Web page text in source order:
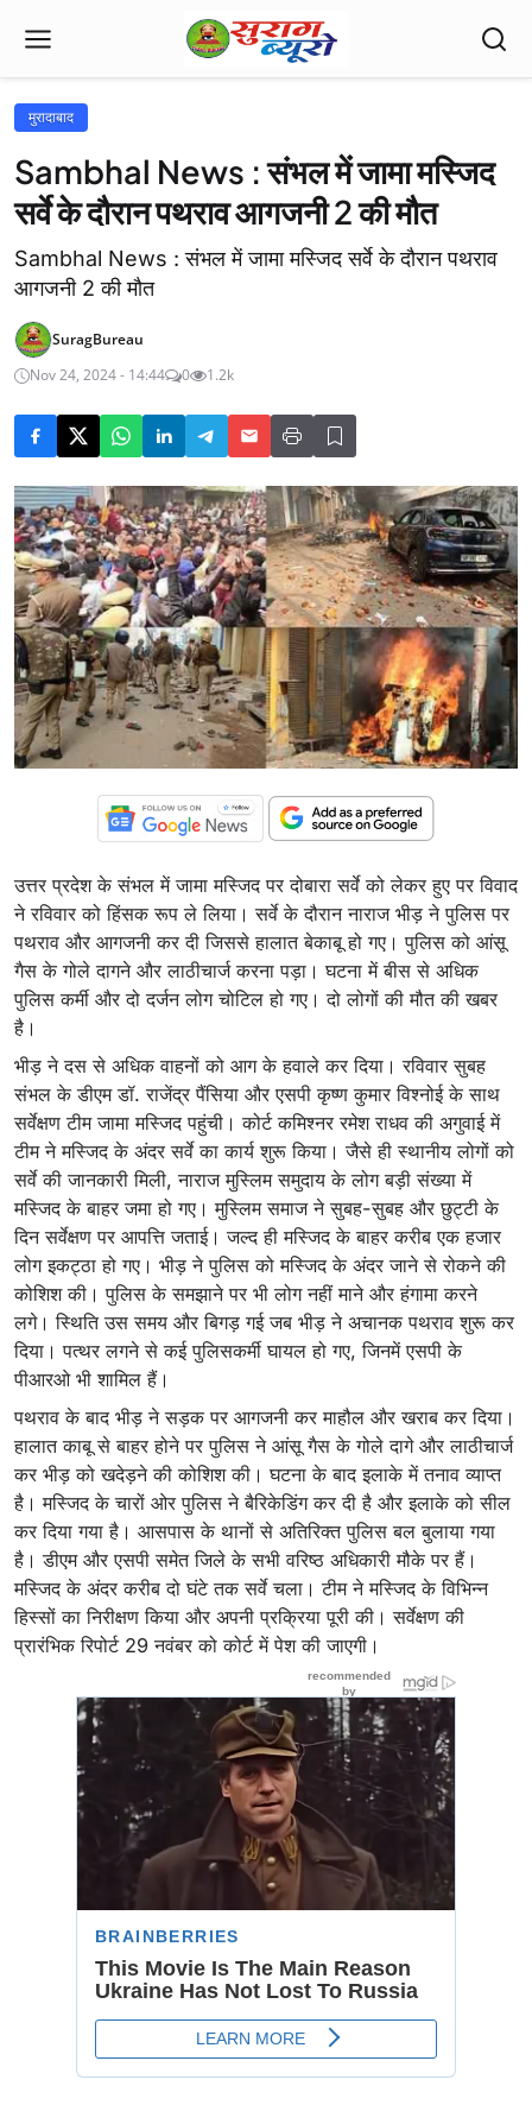
मुरादाबाद
Sambhal News : संभल में जामा मस्जिद
सर्वे के दौरान पथराव आगजनी 2 की मौत
Sambhal News : संभल में जामा मस्जिद सर्वे के दौरान पथराव
आगजनी 2 की मौत
SuragBureau
Nov 24, 2024 - 14:44
0 1.2k
उत्तर प्रदेश के संभल में जामा मस्जिद पर दोबारा सर्वे को लेकर हुए पर विवाद
ने रविवार को हिंसक रूप ले लिया। सर्वे के दौरान नाराज भीड़ ने पुलिस पर
पथराव और आगजनी कर दी जिससे हालात बेकाबू हो गए। पुलिस को आंसू
गैस के गोले दागने और लाठीचार्ज करना पड़ा। घटना में बीस से अधिक
पुलिस कर्मी और दो दर्जन लोग चोटिल हो गए। दो लोगों की मौत की खबर
है।
भीड़ ने दस से अधिक वाहनों को आग के हवाले कर दिया। रविवार सुबह
संभल के डीएम डॉ. राजेंद्र पैंसिया और एसपी कृष्ण कुमार विश्नोई के साथ
सर्वेक्षण टीम जामा मस्जिद पहुंची। कोर्ट कमिश्नर रमेश राधव की अगुवाई में
टीम ने मस्जिद के अंदर सर्वे का कार्य शुरू किया। जैसे ही स्थानीय लोगों को
सर्वे की जानकारी मिली, नाराज मुस्लिम समुदाय के लोग बड़ी संख्या में
मस्जिद के बाहर जमा हो गए। मुस्लिम समाज ने सुबह-सुबह और छुट्टी के
दिन सर्वेक्षण पर आपत्ति जताई। जल्द ही मस्जिद के बाहर करीब एक हजार
लोग इकट्ठा हो गए। भीड़ ने पुलिस को मस्जिद के अंदर जाने से रोकने की
कोशिश की। पुलिस के समझाने पर भी लोग नहीं माने और हंगामा करने
लगे। स्थिति उस समय और बिगड़ गई जब भीड़ ने अचानक पथराव शुरू कर
दिया। पत्थर लगने से कई पुलिसकर्मी घायल हो गए, जिनमें एसपी के
पीआरओ भी शामिल हैं।
पथराव के बाद भीड़ ने सड़क पर आगजनी कर माहौल और खराब कर दिया।
हालात काबू से बाहर होने पर पुलिस ने आंसू गैस के गोले दागे और लाठीचार्ज
कर भीड़ को खदेड़ने की कोशिश की। घटना के बाद इलाके में तनाव व्याप्त
है। मस्जिद के चारों ओर पुलिस ने बैरिकेडिंग कर दी है और इलाके को सील
कर दिया गया है। आसपास के थानों से अतिरिक्त पुलिस बल बुलाया गया
है। डीएम और एसपी समेत जिले के सभी वरिष्ठ अधिकारी मौके पर हैं।
मस्जिद के अंदर करीब दो घंटे तक सर्वे चला। टीम ने मस्जिद के विभिन्न
हिस्सों का निरीक्षण किया और अपनी प्रक्रिया पूरी की। सर्वेक्षण की
प्रारंभिक रिपोर्ट 29 नवंबर को कोर्ट में पेश की जाएगी।